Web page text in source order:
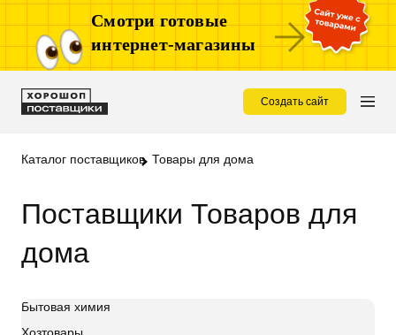
Смотри готовые
интернет-магазины
Создать сайт
Каталог поставщиков Товары для дома
Поставщики Товаров для
дома
Бытовая химия